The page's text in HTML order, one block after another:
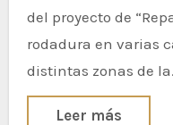
del proyecto de
rodadura en varias
distintas zonas de
Leer más